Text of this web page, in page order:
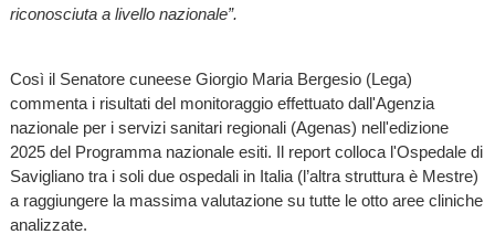
riconosciuta a livello nazionale”.
Così il Senatore cuneese Giorgio Maria Bergesio (Lega)
commenta i risultati del monitoraggio effettuato dall'Agenzia
nazionale per i servizi sanitari regionali (Agenas) nell'edizione
2025 del Programma nazionale esiti. Il report colloca l'Ospedale di
Savigliano tra i soli due ospedali in Italia (l’altra struttura è Mestre)
a raggiungere la massima valutazione su tutte le otto aree cliniche
analizzate.